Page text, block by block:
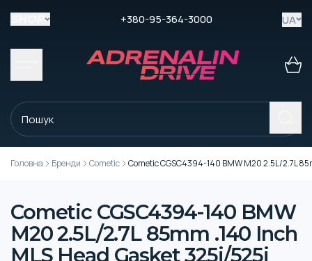
+380-95-364-3000 UA
Головна Бренди Cometic Cometic CGSC4394-140 BMW M20 2.5L/2.7L
Cometic CGSC4394-140 BMW
M20 2.5L/2.7L 85mm .140 Inch
MLS Head Gasket 325i/525i